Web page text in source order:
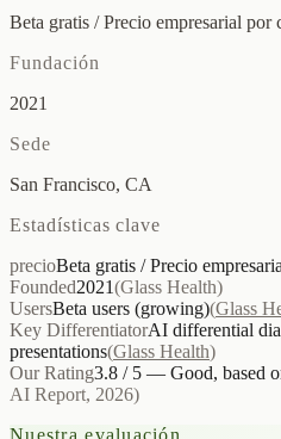
Beta gratis / Precio empresarial por
Fundación
2021
Sede
San Francisco, CA
Estadísticas clave
precioBeta gratis / Precio
Founded2021(Glass Health)
UsersBeta users (growing)(Glass
Key DifferentiatorAI differential
presentations(Glass Health)
Our Rating3.8 / 5 — Good, based
AI Report, 2026)
Nuestra evaluación